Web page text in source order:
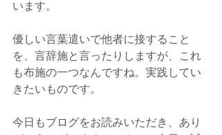
います。
優しい言葉遣いで他者に接すること
を、言辞施と言ったりしますが、これ
も布施の一つなんですね。実践してい
きたいものです。
今日もブログをお読みいただき、あり